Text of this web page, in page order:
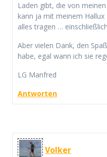
Laden gibt, die von
kann ja mit meinem Hallux
alles tragen …
Aber vielen Dank, den
habe, egal wann ich sie
LG Manfred
Antworten
Volker